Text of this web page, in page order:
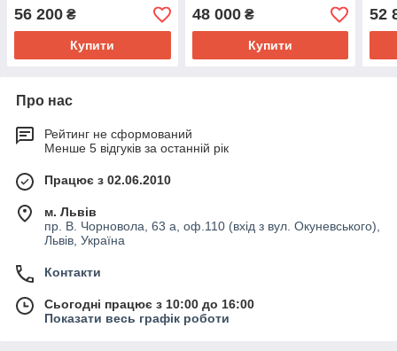
56 200 ₴
Купити
48 000₴
Купити
52
Про нас
Рейтинг не сформований
Менше 5 відгуків за останній рік
Працює з 02.06.2010
м. Львів
пр. В. Чорновола, 63 а, оф.110 (вхід з вул. Окуневського),
Львів, Україна
Контакти
Сьогодні працює з 10:00 до 16:00
Показати весь графік роботи